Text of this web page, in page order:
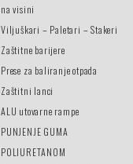
na visini
Viljuškari – Paletari – Stakeri
Zaštitne barijere
Prese za baliranje otpada
Zaštitni lanci
ALU utovarne rampe
PUNJENJE GUMA
POLIURETANOM